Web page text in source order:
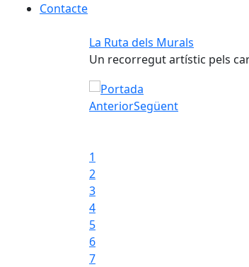
Contacte
La Ruta dels Murals
Un recorregut artístic pels
La Ruta dels Murals
AnteriorSegüent
1
2
3
4
5
6
7